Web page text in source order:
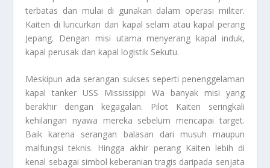
terbatas dan mulai di gunakan dalam operasi militer.
Kaiten di luncurkan dari kapal selam atau kapal perang
Jepang. Dengan misi utama menyerang kapal induk,
kapal perusak dan kapal logistik Sekutu.
Meskipun ada serangan sukses seperti penenggelaman
kapal tanker USS Mississippi Wa banyak misi yang
berakhir dengan kegagalan. Pilot Kaiten seringkali
kehilangan nyawa mereka sebelum mencapai target.
Baik karena serangan balasan dari musuh maupun
malfungsi teknis. Hingga akhir perang Kaiten lebih di
kenal sebagai simbol keberanian tragis daripada senjata